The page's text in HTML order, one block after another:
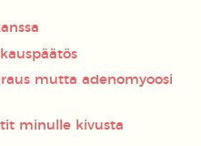
mutta adenomyoosi
minulle kivusta